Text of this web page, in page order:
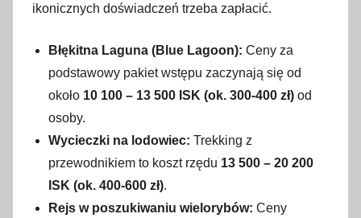
ikonicznych doświadczeń trzeba zapłacić.
Błękitna Laguna (Blue Lagoon): Ceny za
podstawowy pakiet wstępu zaczynają się od
około 10 100 – 13 500 ISK (ok. 300-400 zł) od
osoby.
Wycieczki na lodowiec: Trekking z
przewodnikiem to koszt rzędu 13 500 – 20 200
ISK (ok. 400-600 zł).
Rejs w poszukiwaniu wielorybów: Ceny